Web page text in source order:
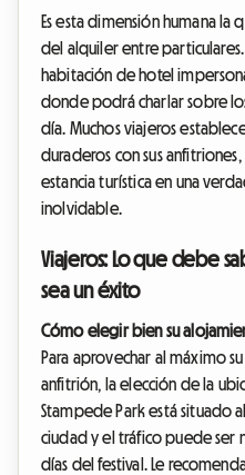
Es esta dimensión humana
del alquiler entre
habitación de hotel
donde podrá charlar sobre
día. Muchos viajeros
duraderos con sus
estancia turística en una
inolvidable.
Viajeros: Lo que debe
sea un éxito
Cómo elegir bien su
Para aprovechar al máximo
anfitrión, la elección de la
Stampede Park está situado
ciudad y el tráfico puede ser
días del festival. Le